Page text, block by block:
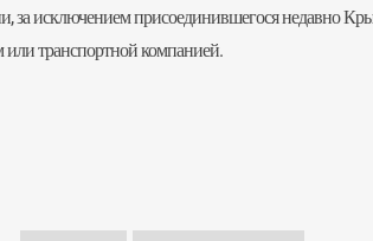
за исключением присоединившегося недавно
или транспортной компанией.